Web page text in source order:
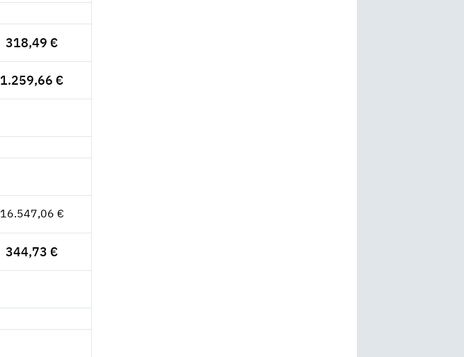
318,49 €
1.259,66 €
16.547,06 €
344,73 €